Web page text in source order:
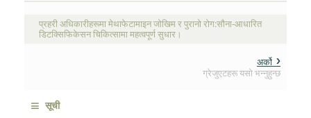
प्रहरी अधिकारीहरूमा मेथाफेटामाइन जोखिम र पुरानो रोग:सौना-आधारित
डिटक्सिफिकेसन चिकित्सामा महत्वपूर्ण सुधार।
अर्को
ग्रेजुएटहरू यसो भन्नुहुन्छ
≡ सूची